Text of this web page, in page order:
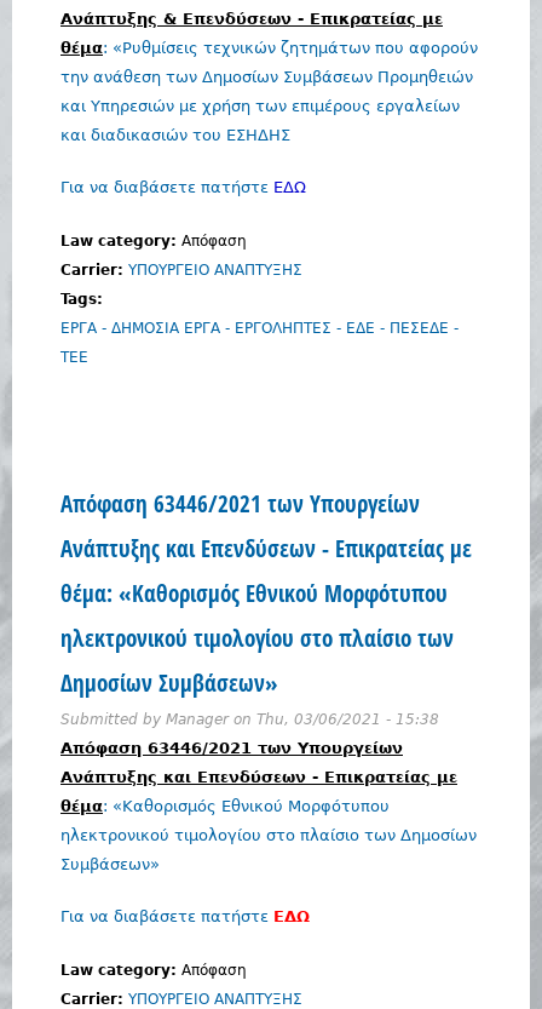
Ανάπτυξης & Επενδύσεων - Επικρατείας με
θέμα: «Ρυθμίσεις τεχνικών ζητημάτων που αφορούν
την ανάθεση των Δημοσίων Συμβάσεων Προμηθειών
και Υπηρεσιών με χρήση των επιμέρους εργαλείων
και διαδικασιών του ΕΣΗΔΗΣ
Για να διαβάσετε πατήστε ΕΔΩ
Law category: Απόφαση
Carrier: ΥΠΟΥΡΓΕΙΟ ΑΝΑΠΤΥΞΗΣ
Tags:
ΕΡΓΑ - ΔΗΜΟΣΙΑ ΕΡΓΑ - ΕΡΓΟΛΗΠΤΕΣ - ΕΔΕ - ΠΕΣΕΔΕ -
ΤΕΕ
Απόφαση 63446/2021 των Υπουργείων
Ανάπτυξης και Επενδύσεων - Επικρατείας με
θέμα: «Καθορισμός Εθνικού Μορφότυπου
ηλεκτρονικού τιμολογίου στο πλαίσιο των
Δημοσίων Συμβάσεων»
Submitted by Manageron Thu, 03/06/2021 - 15:38
Απόφαση 63446/2021 των Υπουργείων
Ανάπτυξης και Επενδύσεων - Επικρατείας με
θέμα: «Καθορισμός Εθνικού Μορφότυπου
ηλεκτρονικού τιμολογίου στο πλαίσιο των Δημοσίων
Συμβάσεων»
Για να διαβάσετε πατήστε ΕΔΩ
Law category: Απόφαση
Carrier: ΥΠΟΥΡΓΕΙΟ ΑΝΑΠΤΥΞΗΣ